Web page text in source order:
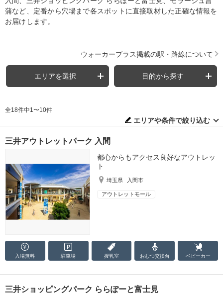
蒲など、定番から穴場まで各スポットに直接取材した正確な情報を
お届けします。
ウォーカープラス掲載の駅・路線について
エリアを選択 目的から探す
全18件中1〜10件
エリアや条件で絞り込む
三井アウトレットパーク 入間
都心からもアクセス良好なアウトレッ
ト
埼玉県 入間市
アウトレットモール
入場無料 駐車場 授乳室 おむつ交換台 ベビーカー
三井ショッピングパーク ららぽーと富士見